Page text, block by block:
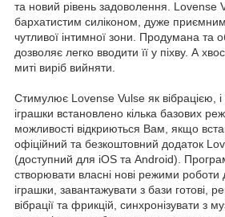
та новий рівень задоволення. Lovense
бархатистим силіконом, дуже
чутливої інтимної зони. Продумана та
дозволяє легко вводити її у піхву. А
миті виріб вийняти.
Стимулює Lovense Vulse як вібрацією,
іграшки встановлено кілька базових
можливості відкриються Вам, якщо
офіційний та безкоштовний додаток
(доступний для iOS та Android).
створювати власні нові режими роботи
іграшки, завантажувати з бази готові,
вібрації та фрикцій, синхронізувати з